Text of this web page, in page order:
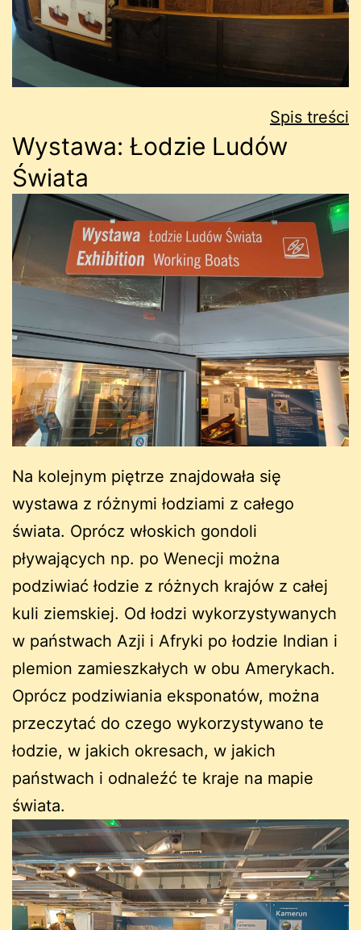
Spis treści
Wystawa: Łodzie Ludów
Świata
Na kolejnym piętrze znajdowała się
wystawa z różnymi łodziami z całego
świata. Oprócz włoskich gondoli
pływających np. po Wenecji można
podziwiać łodzie z różnych krajów z całej
kuli ziemskiej. Od łodzi wykorzystywanych
w państwach Azji i Afryki po łodzie Indian i
plemion zamieszkałych w obu Amerykach.
Oprócz podziwiania eksponatów, można
przeczytać do czego wykorzystywano te
łodzie, w jakich okresach, w jakich
państwach i odnaleźć te kraje na mapie
świata.